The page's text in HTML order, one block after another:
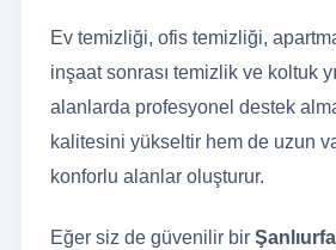
Ev temizliği, ofis temizliği,
inşaat sonrası temizlik ve koltuk
alanlarda profesyonel destek
kalitesini yükseltir hem de uzun
konforlu alanlar oluşturur.
Eğer siz de güvenilir bir